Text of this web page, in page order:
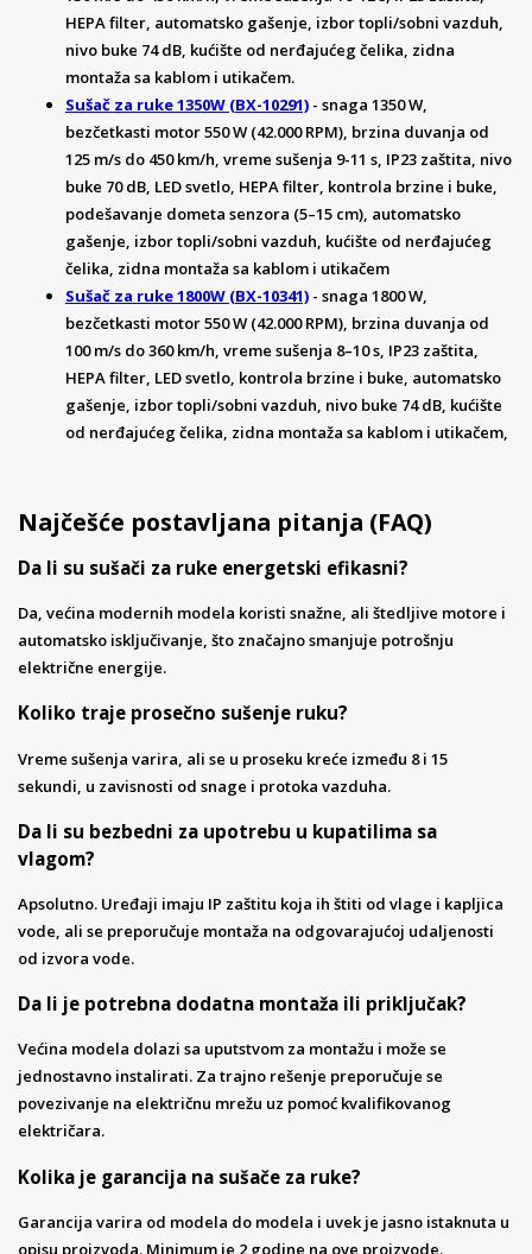
HEPA filter, automatsko gašenje, izbor topli/sobni vazduh,
nivo buke 74 dB, kućište od nerđajućeg čelika, zidna
montaža sa kablom i utikačem.
Sušač za ruke 1350W (BX-10291) - snaga 1350 W,
bezčetkasti motor 550 W (42.000 RPM), brzina duvanja od
125 m/s do 450 km/h, vreme sušenja 9-11 s, IP23 zaštita, nivo
buke 70 dB, LED svetlo, HEPA filter, kontrola brzine i buke,
podešavanje dometa senzora (5–15 cm), automatsko
gašenje, izbor topli/sobni vazduh, kućište od nerđajućeg
čelika, zidna montaža sa kablom i utikačem
Sušač za ruke 1800W (BX-10341) - snaga 1800 W,
bezčetkasti motor 550 W (42.000 RPM), brzina duvanja od
100 m/s do 360 km/h, vreme sušenja 8–10 s, IP23 zaštita,
HEPA filter, LED svetlo, kontrola brzine i buke, automatsko
gašenje, izbor topli/sobni vazduh, nivo buke 74 dB, kućište
od nerđajućeg čelika, zidna montaža sa kablom i utikačem,
Najčešće postavljana pitanja (FAQ)
Da li su sušači za ruke energetski efikasni?
Da, većina modernih modela koristi snažne, ali štedljive motore i
automatsko isključivanje, što značajno smanjuje potrošnju
električne energije.
Koliko traje prosečno sušenje ruku?
Vreme sušenja varira, ali se u proseku kreće između 8 i 15
sekundi, u zavisnosti od snage i protoka vazduha.
Da li su bezbedni za upotrebu u kupatilima sa
vlagom?
Apsolutno. Uređaji imaju IP zaštitu koja ih štiti od vlage i kapljica
vode, ali se preporučuje montaža na odgovarajućoj udaljenosti
od izvora vode.
Da li je potrebna dodatna montaža ili priključak?
Većina modela dolazi sa uputstvom za montažu i može se
jednostavno instalirati. Za trajno rešenje preporučuje se
povezivanje na električnu mrežu uz pomoć kvalifikovanog
električara.
Kolika je garancija na sušače za ruke?
Garancija varira od modela do modela i uvek je jasno istaknuta u
opisu proizvoda. Minimum je 2 godine na ove proizvode.